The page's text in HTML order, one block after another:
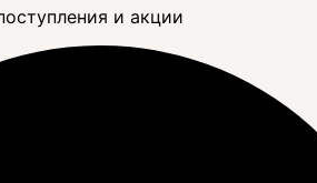
и акции